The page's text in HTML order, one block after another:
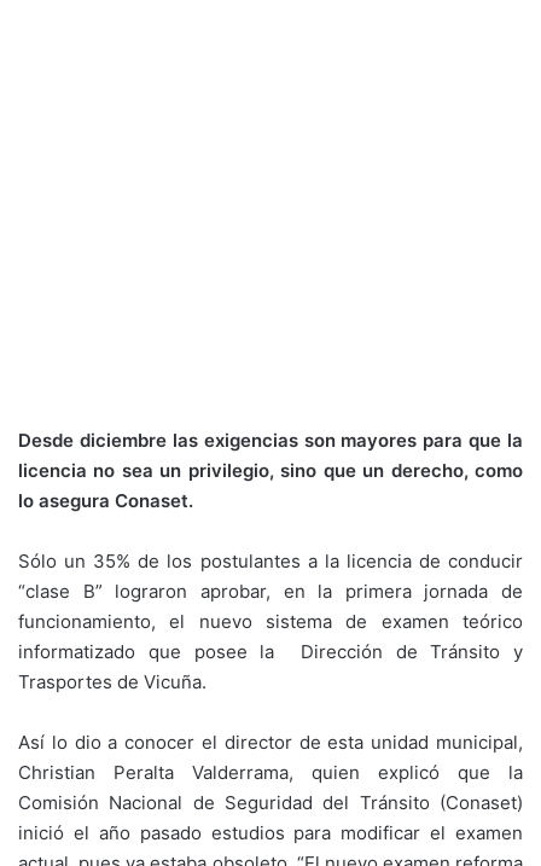
Desde diciembre las exigencias son mayores para que la
licencia no sea un privilegio, sino que un derecho, como
lo asegura Conaset.
Sólo un 35% de los postulantes a la licencia de conducir
“clase B” lograron aprobar, en la primera jornada de
funcionamiento, el nuevo sistema de examen teórico
informatizado que posee la Dirección de Tránsito y
Trasportes de Vicuña.
Así lo dio a conocer el director de esta unidad municipal,
Christian Peralta Valderrama, quien explicó que la
Comisión Nacional de Seguridad del Tránsito (Conaset)
inició el año pasado estudios para modificar el examen